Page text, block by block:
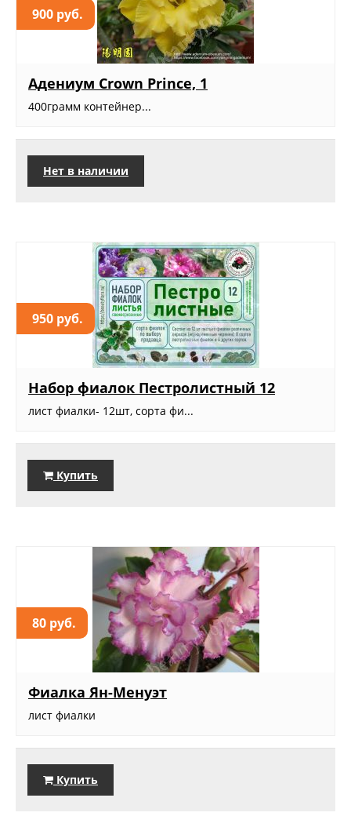
900 руб.
Адениум Crown Prince, 1
400грамм контейнер...
Нет в наличии
950 руб.
Набор фиалок Пестролистный 12
лист фиалки- 12шт, сорта фи...
Купить
80 руб.
Фиалка Ян-Менуэт
лист фиалки
Купить